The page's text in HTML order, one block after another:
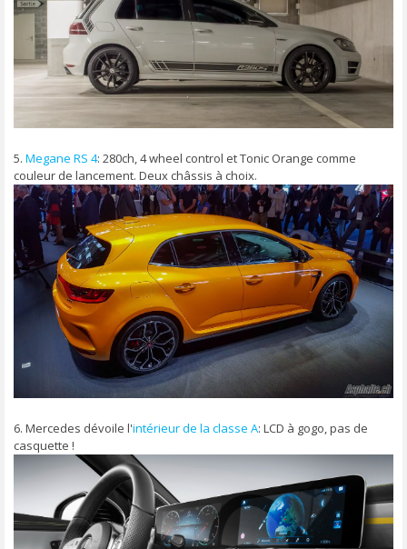
5. Megane RS 4: 280ch, 4 wheel control et Tonic Orange comme
couleur de lancement. Deux châssis à choix.
6. Mercedes dévoile l'intérieur de la classe A: LCD à gogo, pas de
casquette !